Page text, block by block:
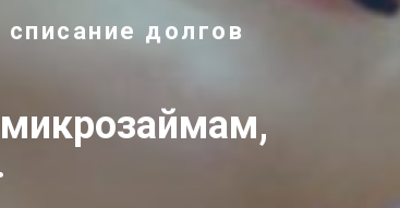
долгов